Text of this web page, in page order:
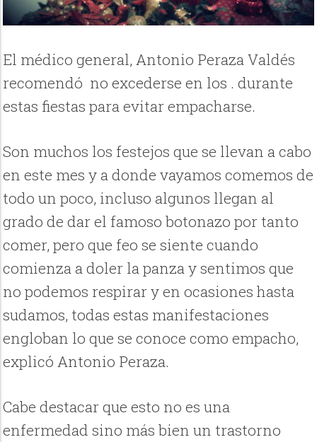
El médico general, Antonio Peraza Valdés
recomendó no excederse en los . durante
estas fiestas para evitar empacharse.
Son muchos los festejos que se llevan a cabo
en este mes y a donde vayamos comemos de
todo un poco, incluso algunos llegan al
grado de dar el famoso botonazo por tanto
comer, pero que feo se siente cuando
comienza a doler la panza y sentimos que
no podemos respirar y en ocasiones hasta
sudamos, todas estas manifestaciones
engloban lo que se conoce como empacho,
explicó Antonio Peraza.
Cabe destacar que esto no es una
enfermedad sino más bien un trastorno